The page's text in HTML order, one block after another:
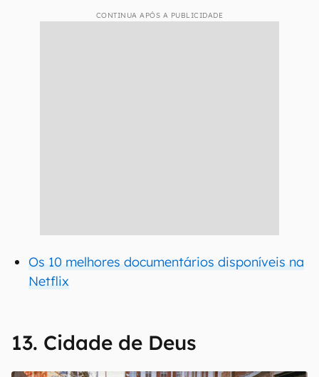
CONTINUA APÓS A PUBLICIDADE
Os 10 melhores documentários disponíveis na
Netflix
13. Cidade de Deus